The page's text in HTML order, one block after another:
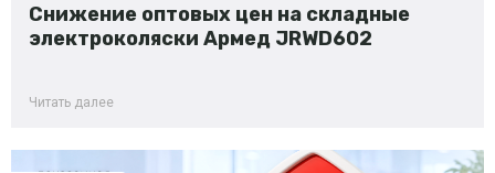
Снижение оптовых цен на складные
электроколяски Армед JRWD602
Читать далее